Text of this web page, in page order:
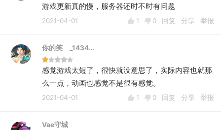
游戏更新真的慢，服务器还时不时有问题
2021-04-01 1 0 回复 分享 举报
你的笑ゝ_1434…
感觉游戏太短了，很快就没意思了，实际内容也就那
么一点，动画也感觉不是很有感觉。
2021-04-01 1 0 回复 分享 举报
Vae守城